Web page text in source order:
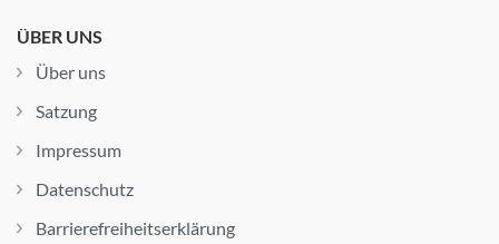
ÜBER UNS
Über uns
Satzung
Impressum
Datenschutz
Barrierefreiheitserklärung